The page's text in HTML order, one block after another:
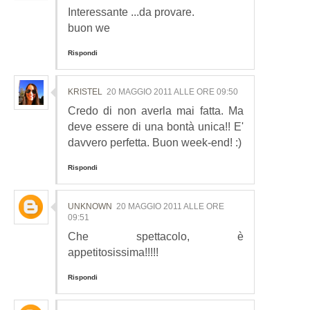
Interessante ...da provare.
buon we
Rispondi
KRISTEL 20 MAGGIO 2011 ALLE ORE 09:50
Credo di non averla mai fatta. Ma
deve essere di una bontà unica!! E'
davvero perfetta. Buon week-end! :)
Rispondi
UNKNOWN 20 MAGGIO 2011 ALLE ORE
09:51
Che spettacolo, è
appetitosissima!!!!!
Rispondi